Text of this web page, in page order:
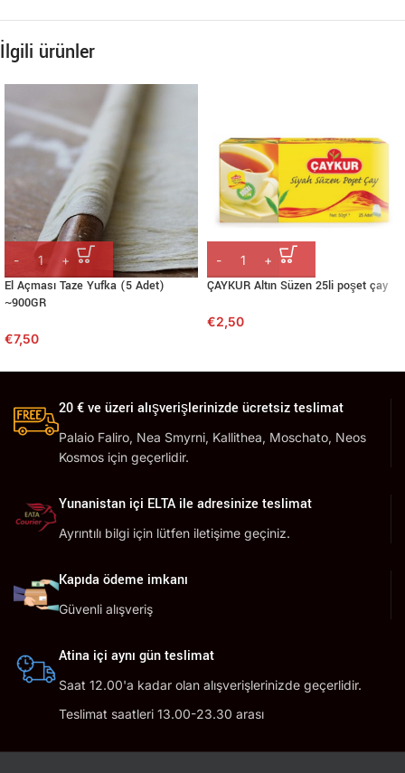
İlgili ürünler
El Açması Taze Yufka (5 Adet)
~900GR
€7,50
ÇAYKUR Altın Süzen 25li poşet çay
€2,50
20 € ve üzeri alışverişlerinizde ücretsiz teslimat
Palaio Faliro, Nea Smyrni, Kallithea, Moschato, Neos
Kosmos için geçerlidir.
Yunanistan içi ELTA ile adresinize teslimat
Ayrıntılı bilgi için lütfen iletişime geçiniz.
Kapıda ödeme imkanı
Güvenli alışveriş
Atina içi aynı gün teslimat
Saat 12.00'a kadar olan alışverişlerinizde geçerlidir.
Teslimat saatleri 13.00-23.30 arası